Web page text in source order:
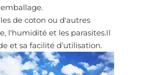
de coton ou d'autres
l'humidité et les parasites.Il
et sa facilité d’utilisation.